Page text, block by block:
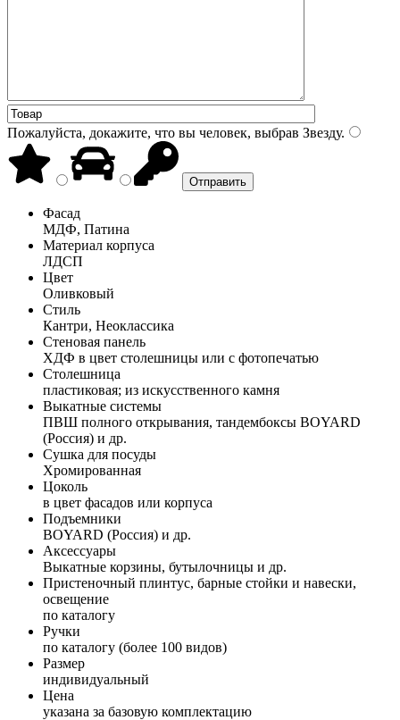
Пожалуйста, докажите, что вы человек, выбрав Звезду.
Фасад
МДФ, Патина
Материал корпуса
ЛДСП
Цвет
Оливковый
Стиль
Кантри, Неоклассика
Стеновая панель
ХДФ в цвет столешницы или с фотопечатью
Столешница
пластиковая; из искусственного камня
Выкатные системы
ПВШ полного открывания, тандембоксы BOYARD
(Россия) и др.
Сушка для посуды
Хромированная
Цоколь
в цвет фасадов или корпуса
Подъемники
BOYARD (Россия) и др.
Аксессуары
Выкатные корзины, бутылочницы и др.
Пристеночный плинтус, барные стойки и навески,
освещение
по каталогу
Ручки
по каталогу (более 100 видов)
Размер
индивидуальный
Цена
указана за базовую комплектацию